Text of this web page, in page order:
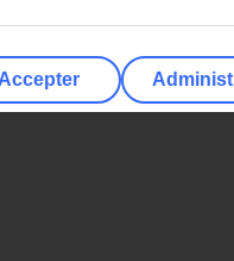
og unge vrikker
katedraler, fæstninger
Accepter